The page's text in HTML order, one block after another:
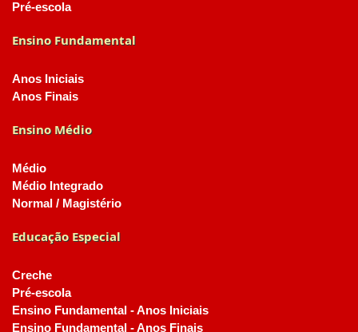
Pré-escola
Ensino Fundamental
Anos Iniciais
Anos Finais
Ensino Médio
Médio
Médio Integrado
Normal / Magistério
Educação Especial
Creche
Pré-escola
Ensino Fundamental - Anos Iniciais
Ensino Fundamental - Anos Finais